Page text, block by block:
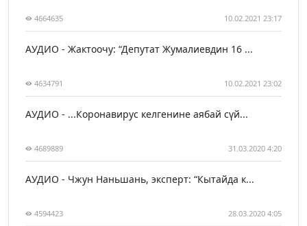
4664635 10.02.2021 23:17
АУДИО - Жактоочу: “Депутат Жумалиевдин 16 ...
4634791 10.02.2021 23:02
АУДИО - ...Коронавирус келгенине аябай сүй...
4689889 31.03.2020 4:20
АУДИО - Чжун Наньшань, эксперт: “Кытайда к...
4594423 28.03.2020 4:05